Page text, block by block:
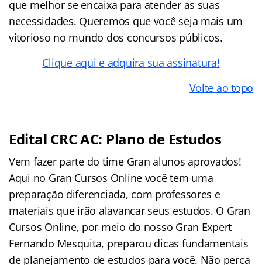
que melhor se encaixa para atender as suas
necessidades. Queremos que você seja mais um
vitorioso no mundo dos concursos públicos.
Clique aqui e adquira sua assinatura!
Volte ao topo
Edital CRC AC: Plano de Estudos
Vem fazer parte do time Gran alunos aprovados!
Aqui no Gran Cursos Online você tem uma
preparação diferenciada, com professores e
materiais que irão alavancar seus estudos. O Gran
Cursos Online, por meio do nosso Gran Expert
Fernando Mesquita, preparou dicas fundamentais
de planejamento de estudos para você. Não perca